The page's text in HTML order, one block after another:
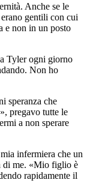
Anche se le
gentili con cui
e non in un posto
Tyler ogni giorno
Non ho
speranza che
pregavo tutte le
a non sperare
infermiera che un
di me. «Mio figlio è
rapidamente il